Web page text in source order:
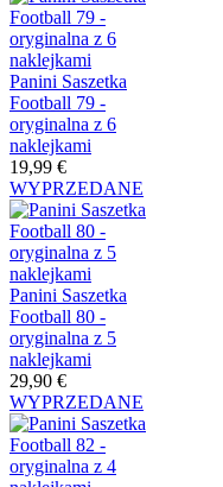
Panini Saszetka
Football 79 -
oryginalna z 6
naklejkami
19,99 €
WYPRZEDANE
Panini Saszetka
Football 80 -
oryginalna z 5
naklejkami
29,90 €
WYPRZEDANE